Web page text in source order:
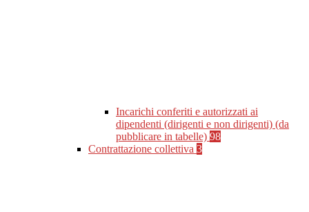
Incarichi conferiti e autorizzati ai
dipendenti (dirigenti e non dirigenti) (da
pubblicare in tabelle) 98
Contrattazione collettiva 3